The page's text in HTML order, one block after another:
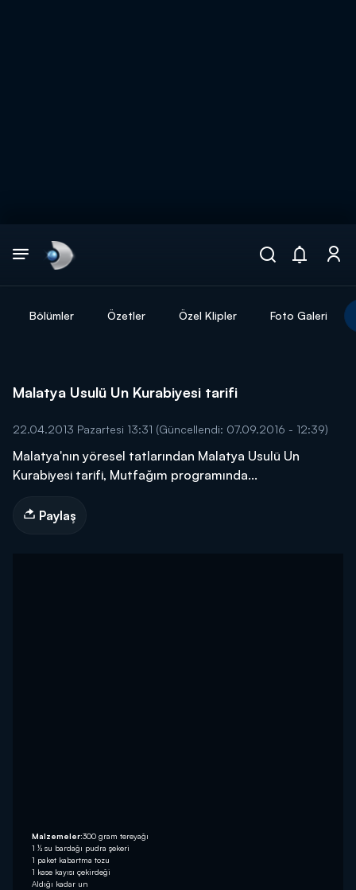
Bölümler Özetler Özel Klipler Foto Galeri
Malatya Usulü Un Kurabiyesi tarifi
22.04.2013 Pazartesi 13:31 (Güncellendi: 07.09.2016 - 12:39)
Malatya'nın yöresel tatlarından Malatya Usulü Un
Kurabiyesi tarifi, Mutfağım programında...
Paylaş
Malzemeler:300 gram tereyağı
1 ½ su bardağı pudra şekeri
1 paket kabartma tozu
1 kase kayısı çekirdeği
Aldığı kadar un